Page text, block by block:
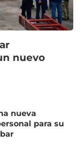
nuevo
nueva
para su